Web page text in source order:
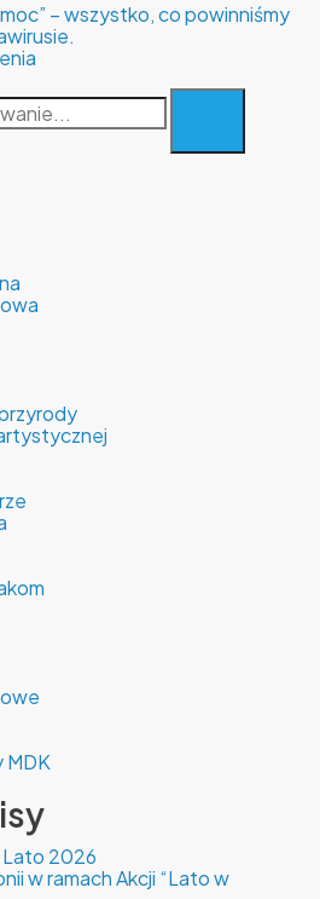
– wszystko, co powinniśmy
MDK
Lato 2026
w ramach Akcji “Lato w